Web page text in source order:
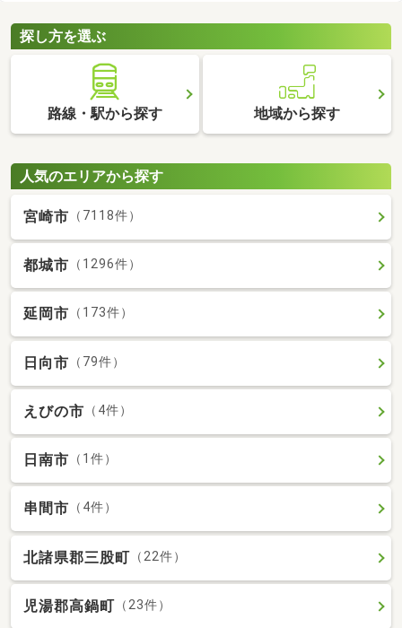
を見つけましょう。
探し方を選ぶ
路線・駅から探す 地域から探す
人気のエリアから探す
宮崎市 （7118件）
都城市 （1296件）
延岡市 （173件）
日向市 （79件）
えびの市 （4件）
日南市 （1件）
串間市 （4件）
北諸県郡三股町 （22件）
児湯郡高鍋町 （23件）